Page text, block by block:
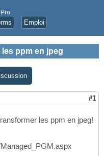
Emploi
ppm en jpeg
#1
les ppm en jpeg!